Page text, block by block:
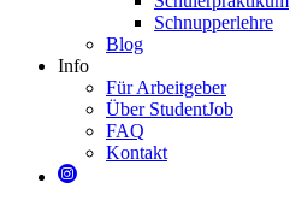
Schnupperlehre
Blog
Info
Für Arbeitgeber
Über StudentJob
FAQ
Kontakt